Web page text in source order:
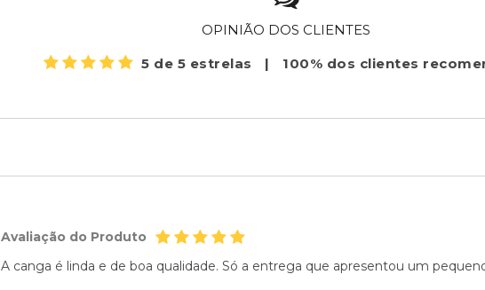
OPINIÃO DOS CLIENTES
5 de 5 estrelas
| 100% dos clientes
Avaliação do Produto
A canga é linda e de boa qualidade. Só a entrega que apresentou um